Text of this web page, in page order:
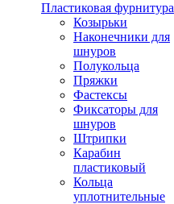
Пластиковая фурнитура
Козырьки
Наконечники для
шнуров
Полукольца
Пряжки
Фастексы
Фиксаторы для
шнуров
Штрипки
Карабин
пластиковый
Кольца
уплотнительные